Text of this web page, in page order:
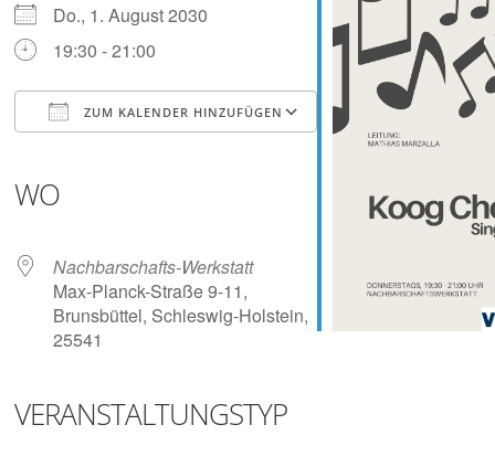
zum
Basteln,
Tüfteln,
Digitalisieren
Do., 1. August 2030
19:30 - 21:00
ZUM KALENDER HINZUFÜGEN
Outlook Live
WO
Nachbarschafts-Werkstatt
Max-Planck-Straße 9-11,
Brunsbüttel, Schleswig-Holstein,
25541
VERANSTALTUNGSTYP